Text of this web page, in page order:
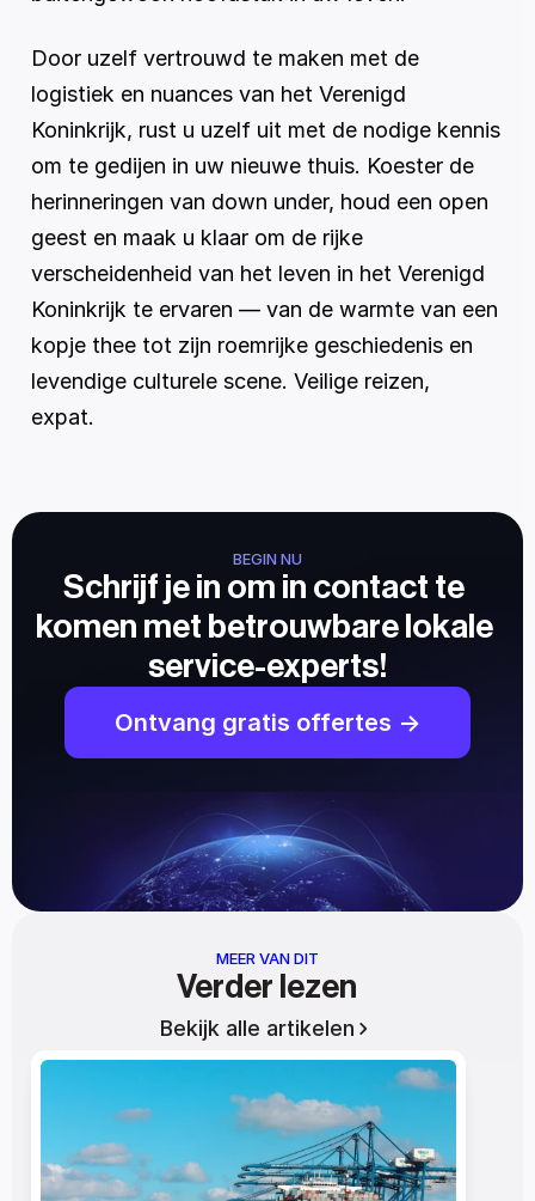
Door uzelf vertrouwd te maken met de
logistiek en nuances van het Verenigd
Koninkrijk, rust u uzelf uit met de nodige kennis
om te gedijen in uw nieuwe thuis. Koester de
herinneringen van down under, houd een open
geest en maak u klaar om de rijke
verscheidenheid van het leven in het Verenigd
Koninkrijk te ervaren — van de warmte van een
kopje thee tot zijn roemrijke geschiedenis en
levendige culturele scene. Veilige reizen,
expat.
BEGIN NU
Schrijf je in om in contact te
komen met betrouwbare lokale
service-experts!
Ontvang gratis offertes ->
MEER VAN DIT
Verder lezen
Bekijk alle artikelen